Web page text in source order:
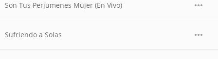
Son Tus Perjumenes Mujer (En Vivo)
Sufriendo a Solas